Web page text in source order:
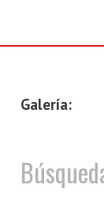
Galería: